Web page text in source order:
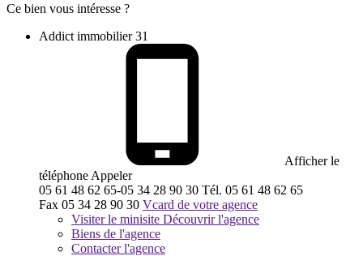
Ce bien vous intéresse ?
Addict immobilier 31
Afficher le
téléphone Appeler
05 61 48 62 65-05 34 28 90 30 Tél. 05 61 48 62 65
Fax 05 34 28 90 30 Vcard de votre agence
Visiter le minisite Découvrir l'agence
Biens de l'agence
Contacter l'agence